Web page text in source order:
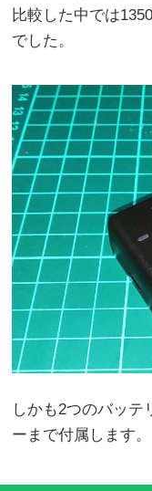
比較した中では
でした。
しかも2つのバッテ
ーまで付属します。